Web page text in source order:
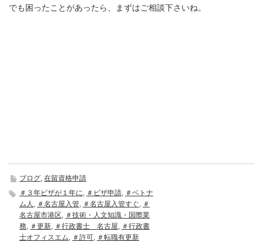
でも困ったことがあったら、まずはご相談下さいね。
ブログ, 在留資格申請
＃３年ビザが１年に, ＃ビザ申請, ＃ベトナ
ム人 , ＃名古屋入管, ＃名古屋入管すぐ, ＃
名古屋市港区, ＃技術・人文知識・国際業
務, ＃更新, ＃行政書士 名古屋, ＃行政書
士オフィスエム, ＃許可, ＃転職有更新